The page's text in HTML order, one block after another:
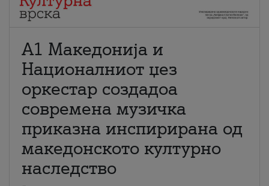
А1 Македонија и
Националниот џез
оркестар создадоа
современа музичка
приказна инспирирана од
македонското културно
наследство